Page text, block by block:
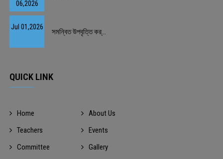
06,2026
Jul 01,2026
সমন্বিত উপবৃত্তি কর্...
QUICK LINK
Home
About Us
Teachers
Events
Committee
Gallery